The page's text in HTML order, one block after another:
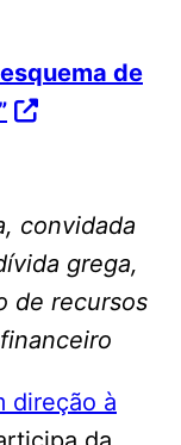
de
convidada
grega,
de recursos
direção à